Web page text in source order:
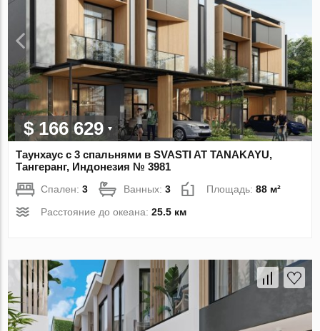
$ 166 629
Таунхаус с 3 спальнями в SVASTI AT TANAKAYU,
Тангеранг, Индонезия № 3981
Спален:3 Ванных:3 Площадь:88 м²
Расстояние до океана:25.5 км